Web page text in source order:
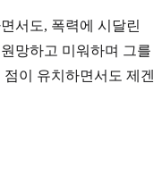
서도, 폭력에 시달린
망하고 미워하며 그를
이 유치하면서도 제겐